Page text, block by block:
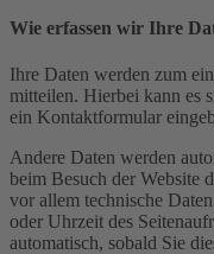
Wie erfassen wir Ihre
Ihre Daten werden zum
mitteilen. Hierbei kann es
ein Kontaktformular
Andere Daten werden
beim Besuch der Website
vor allem technische
oder Uhrzeit des
automatisch, sobald Sie